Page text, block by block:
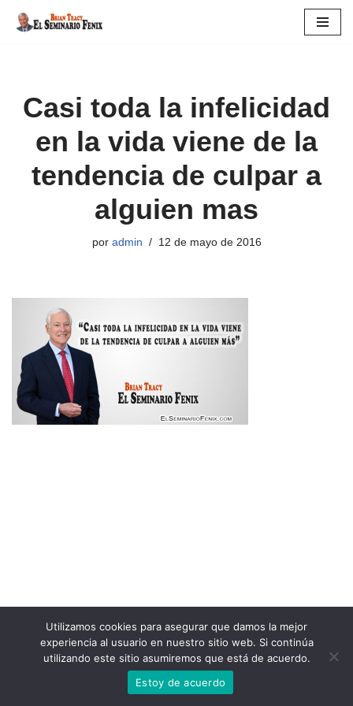
Casi toda la infelicidad
en la vida viene de la
tendencia de culpar a
alguien mas
por admin 12 de mayo de 2016
| Funciona gracias aWordPress
Utilizamos cookies para asegurar que damos la mejor
experiencia al usuario en nuestro sitio web. Si continúa
utilizando este sitio asumiremos que está de acuerdo.
Estoy de acuerdo